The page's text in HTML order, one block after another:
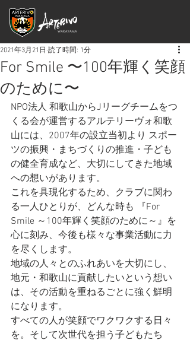
For Smile 〜100年輝く笑顔
のために〜
2021年3月21日 読了時間: 1分
NPO法人 和歌山からJリーグチームをつ
くる会が運営するアルテリーヴォ和歌
山には、2007年の設立当初より スポー
ツの振興・まちづくりの推進・子ども
の健全育成など、大切にしてきた地域
への想いがあります。
これを具現化するため、クラブに関わ
る一人ひとりが、どんな時も 『For
Smile ～100年輝く笑顔のために～』を
心に刻み、今後も様々な事業活動に力
を尽くします。
地域の人々とのふれあいを大切にし、
地元・和歌山に貢献したいという想い
は、その活動を重ねるごとに強く鮮明
になります。
すべての人が笑顔でワクワクする日々
を。そして次世代を担う子どもたち